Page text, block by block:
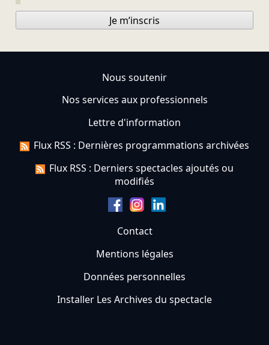
Je m’inscris
Nous soutenir
Nos services aux professionnels
Lettre d'information
Flux RSS : Dernières programmations archivées
Flux RSS : Derniers spectacles ajoutés ou
modifiés
Contact
Mentions légales
Données personnelles
Installer Les Archives du spectacle